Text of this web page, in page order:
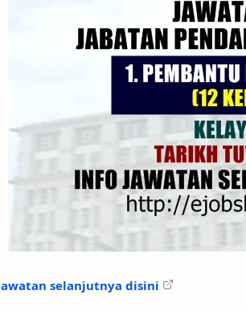
selanjutnya disini